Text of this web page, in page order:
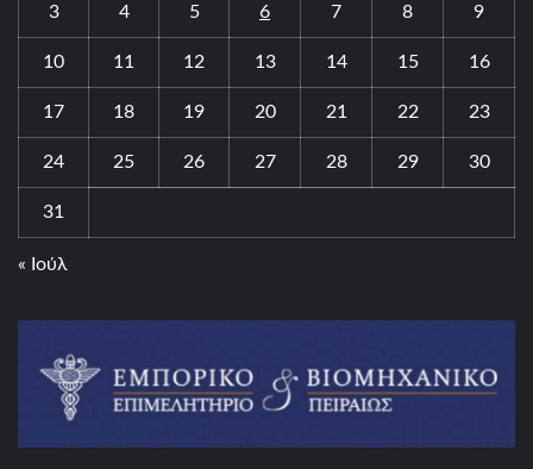
3 4 5 6 7 8 9
10 11 12 13 14 15 16
17 18 19 20 21 22 23
24 25 26 27 28 29 30
31
« Ιούλ